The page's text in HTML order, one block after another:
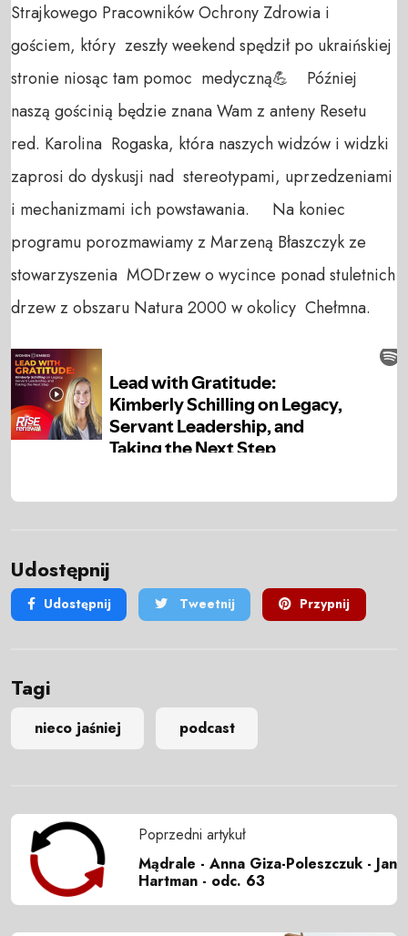
Strajkowego Pracowników Ochrony Zdrowia i
gościem, który zeszły weekend spędził po ukraińskiej
stronie niosąc tam pomoc medyczną💪 Później
naszą gościnią będzie znana Wam z anteny Resetu
red. Karolina Rogaska, która naszych widzów i widzki
zaprosi do dyskusji nad stereotypami, uprzedzeniami
i mechanizmami ich powstawania. Na koniec
programu porozmawiamy z Marzeną Błaszczyk ze
stowarzyszenia MODrzew o wycince ponad stuletnich
drzew z obszaru Natura 2000 w okolicy Chełmna.
Udostępnij
Udostępnij Tweetnij Przypnij
Tagi
nieco jaśniej podcast
Poprzedni artykuł
Mądrale - Anna Giza-Poleszczuk - Jan
Hartman - odc. 63